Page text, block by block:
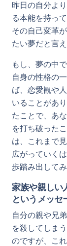
昨日の自分よ
る本能を持っ
その自己変革
たい夢だと言
もし、夢の中
自身の性格の
ば、恋愛観や
いることがあ
たことで、あ
を打ち破った
は、これまで
広がっていく
歩踏み出してみ
家族や親しい
というメッセ
自分の親や兄
を殺してしま
のですが、こ